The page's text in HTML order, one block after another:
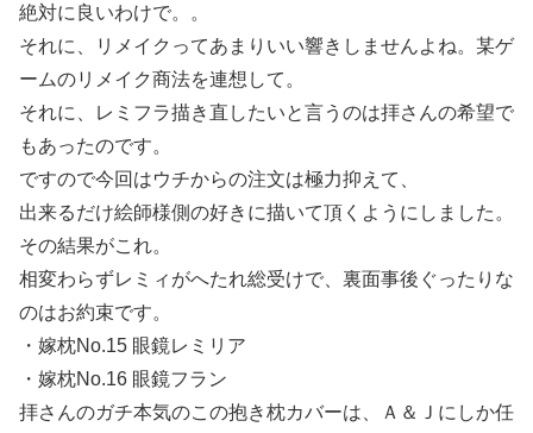
絶対に良いわけで。。
それに、リメイクってあまりいい響きしませんよね。某ゲ
ームのリメイク商法を連想して。
それに、レミフラ描き直したいと言うのは拝さんの希望で
もあったのです。
ですので今回はウチからの注文は極力抑えて、
出来るだけ絵師様側の好きに描いて頂くようにしました。
その結果がこれ。
相変わらずレミィがへたれ総受けで、裏面事後ぐったりな
のはお約束です。
・嫁枕No.15 眼鏡レミリア
・嫁枕No.16 眼鏡フラン
拝さんのガチ本気のこの抱き枕カバーは、Ａ＆Ｊにしか任